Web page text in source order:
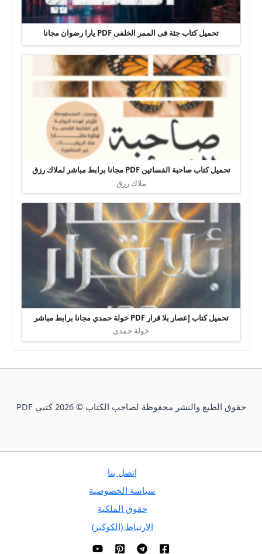
تحميل كتاب جثة فى الممر الخلفى PDF يارا رضوان مجانا
تحميل كتاب صاحبة الفساتين PDF مجانا برابط مباشر لملاك رزق
ملاك رزق
تحميل كتاب إعصار بلا قرار PDF خولة حمدي مجانا برابط مباشر
خولة حمدي
حقوق الطبع والنشر محفوظة لصاحب الكتاب © 2026 كتبي PDF
إتصل بنا
سياسة الخصوصية
حقوق الملكية
الارتباط (الكوكيز)